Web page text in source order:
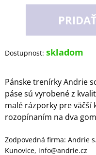
Dostupnost: skladom
Pánske trenírky Andrie
páse sú vyrobené z
malé rázporky pre väčší
rozopínaním na dva
Zodpovedná firma: Andrie
Kunovice, info@andrie.cz